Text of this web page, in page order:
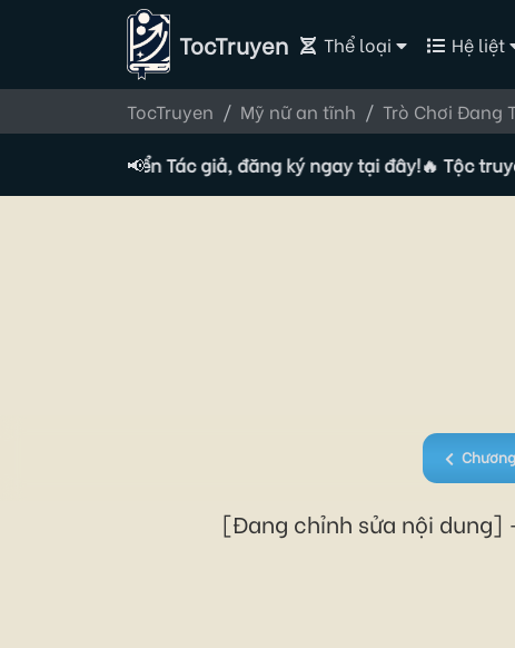
TocTruyen Thể loại Hệ liệt
TocTruyen Mỹ nữ an tĩnh Trò Chơi Đang
📢
đang tuyển Tác giả, đăng ký ngay tại đây!🔥 Tộc truyện
[Đang chỉnh sửa nội dung]